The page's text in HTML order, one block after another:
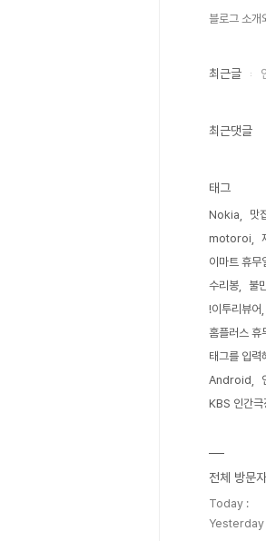
블로그 소개
최근글
최근댓글
태그
Nokia 맛
motoroi
이마트 휴무
수리봉
불
!이투리뷰어
홈플러스 휴
태그를 입력
Android
KBS 인간극
전체 방문자
Today :
Yesterday